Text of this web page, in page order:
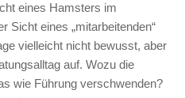
eines Hamsters im
Sicht eines „mitarbeitenden“
vielleicht nicht bewusst, aber
auf. Wozu die
wie Führung verschwenden?